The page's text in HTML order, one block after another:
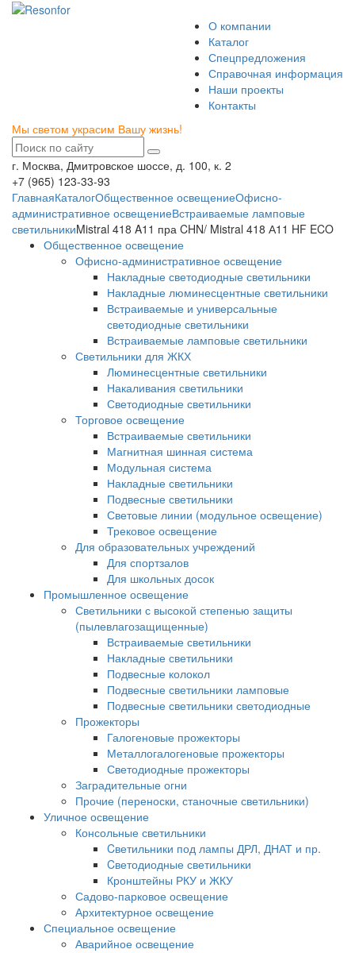
О компании
Каталог
Спецпредложения
Справочная информация
Наши проекты
Контакты
Мы светом украсим Вашу жизнь!
г. Москва, Дмитровское шоссе, д. 100, к. 2
+7 (965) 123-33-93
ГлавнаяКаталогОбщественное освещениеОфисно-
административное освещениеВстраиваемые ламповые
светильникиMistral 418 A11 пра CHN/ Mistral 418 А11 HF ECO
Общественное освещение
Офисно-административное освещение
Накладные светодиодные светильники
Накладные люминесцентные светильники
Встраиваемые и универсальные
светодиодные светильники
Встраиваемые ламповые светильники
Светильники для ЖКХ
Люминесцентные светильники
Накаливания светильники
Светодиодные светильники
Торговое освещение
Встраиваемые светильники
Магнитная шинная система
Модульная система
Накладные светильники
Подвесные светильники
Световые линии (модульное освещение)
Трековое освещение
Для образовательных учреждений
Для спортзалов
Для школьных досок
Промышленное освещение
Светильники с высокой степенью защиты
(пылевлагозащищенные)
Встраиваемые светильники
Накладные светильники
Подвесные колокол
Подвесные светильники ламповые
Подвесные светильники светодиодные
Прожекторы
Галогеновые прожекторы
Металлогалогеновые прожекторы
Светодиодные прожекторы
Заградительные огни
Прочие (переноски, станочные светильники)
Уличное освещение
Консольные светильники
Cветильники под лампы ДРЛ, ДНАТ и пр.
Cветодиодные светильники
Кронштейны РКУ и ЖКУ
Садово-парковое освещение
Архитектурное освещение
Специальное освещение
Аварийное освещение